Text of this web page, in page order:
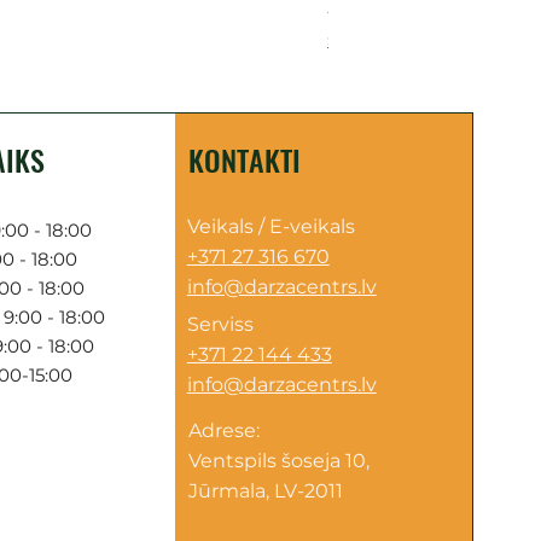
249,00 €
Sazinies par piegādi
- 18:00
- 18:00
- 18:00
- 18:00
- 18:00
15:00
KONTAKTI
Veikals / E-veikals
+371 27 316 670
info@darzacentrs.lv
Serviss
+371 22 144 433
info@darzacentrs.lv
Adrese:
Ventspils šoseja 10,
Jūrmala, LV-2011